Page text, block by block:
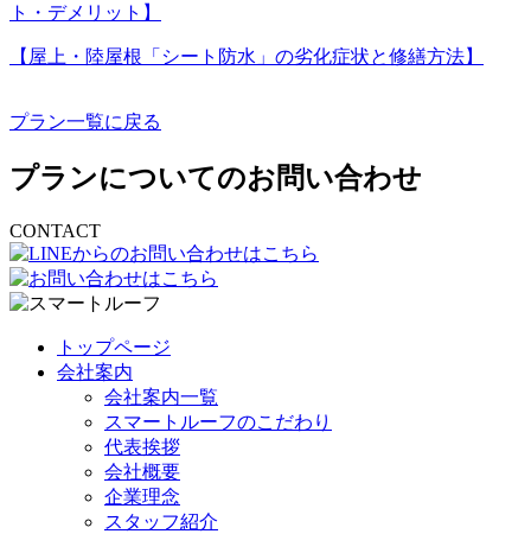
ト・デメリット】
【屋上・陸屋根「シート防水」の劣化症状と修繕方法】
プラン一覧に戻る
プランについてのお問い合わせ
CONTACT
トップページ
会社案内
会社案内一覧
スマートルーフのこだわり
代表挨拶
会社概要
企業理念
スタッフ紹介